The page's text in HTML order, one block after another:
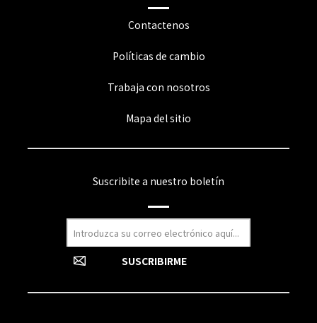
Contactenos
Políticas de cambio
Trabaja con nosotros
Mapa del sitio
Suscribite a nuestro boletín